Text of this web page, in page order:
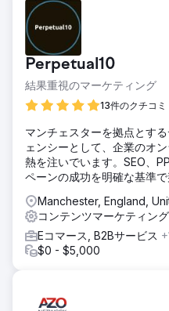
Perpetual10
結果重視のマーケティング
13件のクチコミ
マンチェスターを拠点とす
ェンシーとして、企業のオ
熱を注いでいます。SEO、
ペーンの成功を明確な基準
Manchester, England,
コンテンツマーケティン
Eコマース, B2Bサービス
$0 - $5,000